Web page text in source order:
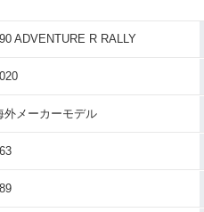
ADVENTURE R RALLY
外メーカーモデル